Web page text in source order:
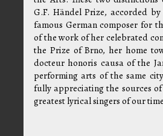
G.F. Händel Prize, accorded
famous German composer for
of the work of her celebrated
the Prize of Brno, her home
docteur honoris causa of the
performing arts of the same
fully appreciating the sources
greatest lyrical singers of our